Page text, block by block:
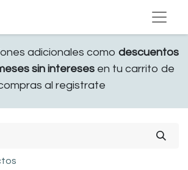
adicionales como descuentos
sin interesesen tu carrito de
al registrate